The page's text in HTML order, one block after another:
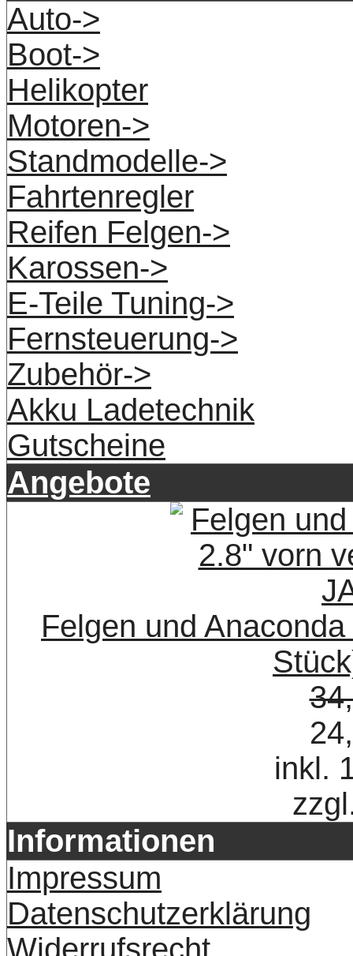
Auto->
Boot->
Helikopter
Motoren->
Standmodelle->
Fahrtenregler
Reifen Felgen->
Karossen->
E-Teile Tuning->
Fernsteuerung->
Zubehör->
Akku Ladetechnik
Gutscheine
Angebote
Felgen und
inkl.
Informationen
Impressum
Datenschutzerklärung
Widerrufsrecht